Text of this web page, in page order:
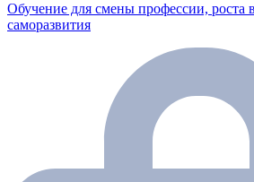
Обучение для смены профессии, роста
саморазвития